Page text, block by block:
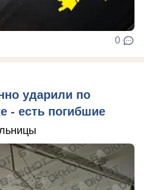
0
ударили по
- есть погибшие